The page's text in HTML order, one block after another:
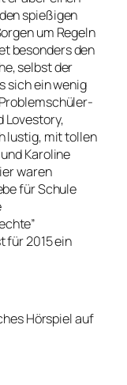
spießigen
um Regeln
besonders den
selbst der
sich ein wenig
lustig, mit tollen
Karoline
waren
für Schule
für 2015 ein
Hörspiel auf